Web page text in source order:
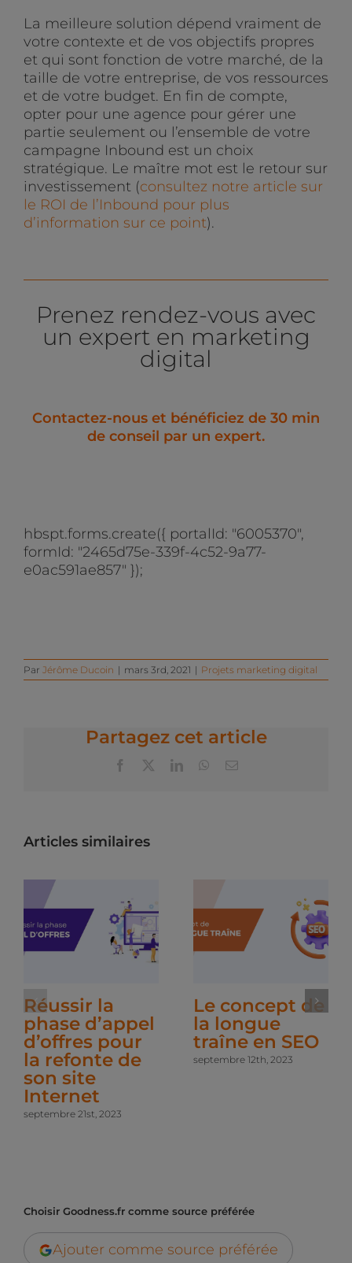
La meilleure solution dépend vraiment de
votre contexte et de vos objectifs propres
et qui sont fonction de votre marché, de la
taille de votre entreprise, de vos ressources
et de votre budget. En fin de compte,
opter pour une agence pour gérer une
partie seulement ou l’ensemble de votre
campagne Inbound est un choix
stratégique. Le maître mot est le retour sur
investissement (consultez notre article sur
le ROI de l’Inbound pour plus
d’information sur ce point).
Prenez rendez-vous avec
un expert en marketing
digital
Contactez-nous et bénéficiez de 30 min
de conseil par un expert.
hbspt.forms.create({ portalId: "6005370",
formId: "2465d75e-339f-4c52-9a77-
e0ac591ae857" });
Par Jérôme Ducoin | mars 3rd, 2021 | Projets marketing digital
Partagez cet article
Facebook LinkedInWhatsApp
Email
Articles similaires
Réussir la
phase d’appel
d’offres pour
la refonte de
son site
Internet
septembre 21st, 2023
Le concept de
la longue
traîne en SEO
septembre 12th, 2023
Choisir Goodness.fr comme source préférée
Ajouter comme source préférée